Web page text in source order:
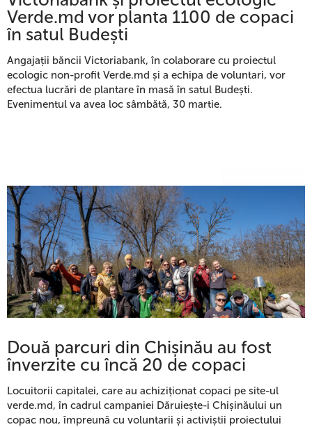
Verde.md vor planta 1100 de copaci
în satul Budești
Angajații băncii Victoriabank, în colaborare cu proiectul
ecologic non-profit Verde.md și a echipa de voluntari, vor
efectua lucrări de plantare în masă în satul Budești.
Evenimentul va avea loc sâmbătă, 30 martie.
Două parcuri din Chișinău au fost
înverzite cu încă 20 de copaci
Locuitorii capitalei, care au achiziționat copaci pe site-ul
verde.md, în cadrul campaniei Dăruiește-i Chișinăului un
copac nou, împreună cu voluntarii și activiștii proiectului